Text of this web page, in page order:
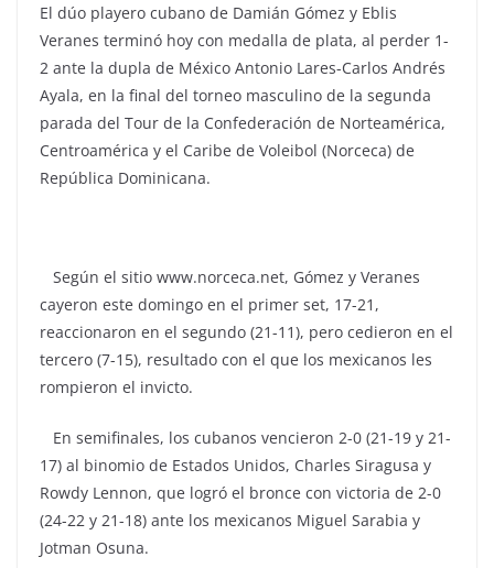
El dúo playero cubano de Damián Gómez y Eblis
Veranes terminó hoy con medalla de plata, al perder 1-
2 ante la dupla de México Antonio Lares-Carlos Andrés
Ayala, en la final del torneo masculino de la segunda
parada del Tour de la Confederación de Norteamérica,
Centroamérica y el Caribe de Voleibol (Norceca) de
República Dominicana.
Según el sitio www.norceca.net, Gómez y Veranes
cayeron este domingo en el primer set, 17-21,
reaccionaron en el segundo (21-11), pero cedieron en el
tercero (7-15), resultado con el que los mexicanos les
rompieron el invicto.
En semifinales, los cubanos vencieron 2-0 (21-19 y 21-
17) al binomio de Estados Unidos, Charles Siragusa y
Rowdy Lennon, que logró el bronce con victoria de 2-0
(24-22 y 21-18) ante los mexicanos Miguel Sarabia y
Jotman Osuna.